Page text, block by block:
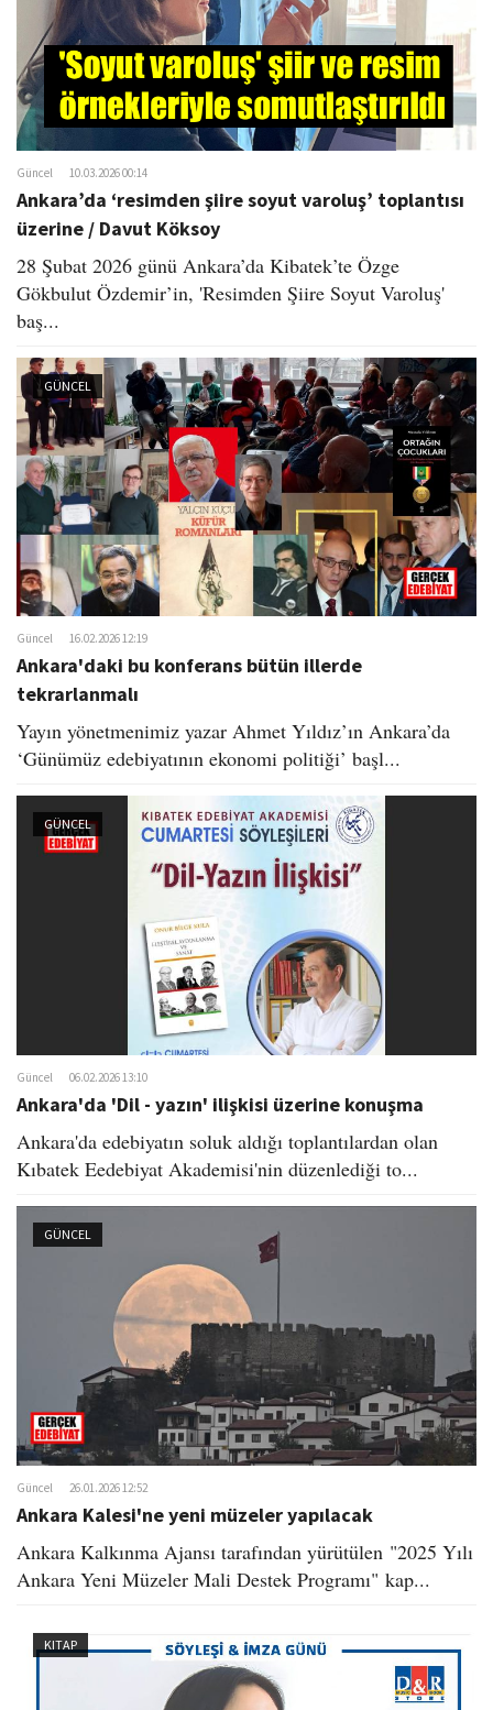
Güncel 10.03.2026 00:14
Ankara’da ‘resimden şiire soyut varoluş’ toplantısı
üzerine / Davut Köksoy
28 Şubat 2026 günü Ankara’da Kibatek’te Özge
Gökbulut Özdemir’in, 'Resimden Şiire Soyut Varoluş'
baş...
GÜNCEL
Güncel 16.02.2026 12:19
Ankara'daki bu konferans bütün illerde
tekrarlanmalı
​ Yayın yönetmenimiz yazar Ahmet Yıldız’ın Ankara’da
‘Günümüz edebiyatının ekonomi politiği’ başl...
GÜNCEL
Güncel 06.02.2026 13:10
Ankara'da 'Dil - yazın' ilişkisi üzerine konuşma
Ankara'da edebiyatın soluk aldığı toplantılardan olan
Kıbatek Eedebiyat Akademisi'nin düzenlediği to...
GÜNCEL
Güncel 26.01.2026 12:52
Ankara Kalesi'ne yeni müzeler yapılacak
Ankara Kalkınma Ajansı tarafından yürütülen "2025 Yılı
Ankara Yeni Müzeler Mali Destek Programı" kap...
KITAP